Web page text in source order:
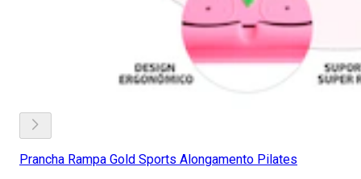
Prancha Rampa Gold Sports Alongamento Pilates